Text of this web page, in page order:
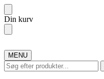
Skip
to
navigation
Skip
to
content
Din kurv
MENU
Søg
efter: